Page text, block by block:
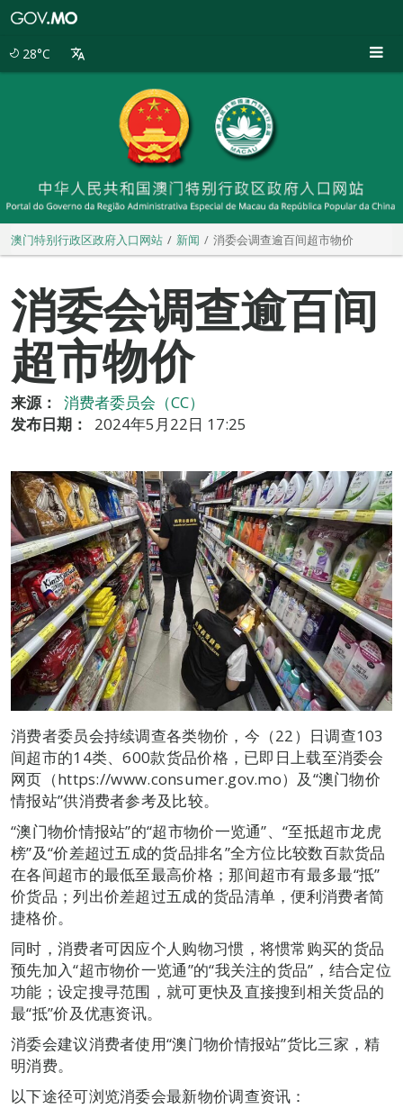
28°C
澳门特别行政区政府入口网站 新闻 消委会调查逾百间超市物价
消委会调查逾百间
超市物价
来源：
消费者委员会（CC）
发布日期：
2024年5月22日 17:25
消费者委员会持续调查各类物价，今（22）日调查103
间超市的14类、600款货品价格，已即日上载至消委会
网页（https://www.consumer.gov.mo）及“澳门物价
情报站”供消费者参考及比较。
“澳门物价情报站”的“超市物价一览通”、“至抵超市龙虎
榜”及“价差超过五成的货品排名”全方位比较数百款货品
在各间超市的最低至最高价格；那间超市有最多最“抵”
价货品；列出价差超过五成的货品清单，便利消费者简
捷格价。
同时，消费者可因应个人购物习惯，将惯常购买的货品
预先加入“超市物价一览通”的“我关注的货品”，结合定位
功能；设定搜寻范围，就可更快及直接搜到相关货品的
最“抵”价及优惠资讯。
消委会建议消费者使用“澳门物价情报站”货比三家，精
明消费。
以下途径可浏览消委会最新物价调查资讯：